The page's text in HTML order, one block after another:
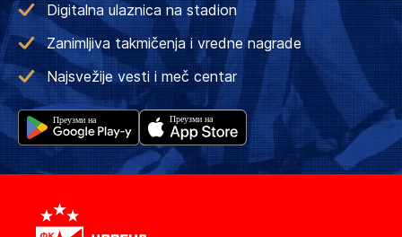
Digitalna ulaznica na stadion
Zanimljiva takmičenja i vredne nagrade
Najsvežije vesti i meč centar